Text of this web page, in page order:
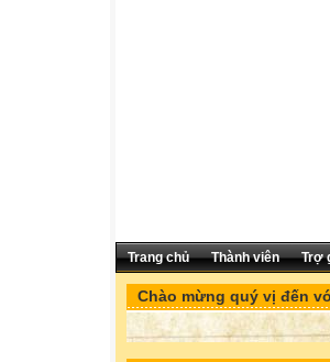
Trang chủ Thành viên Trợ
Chào mừng quý vị đến